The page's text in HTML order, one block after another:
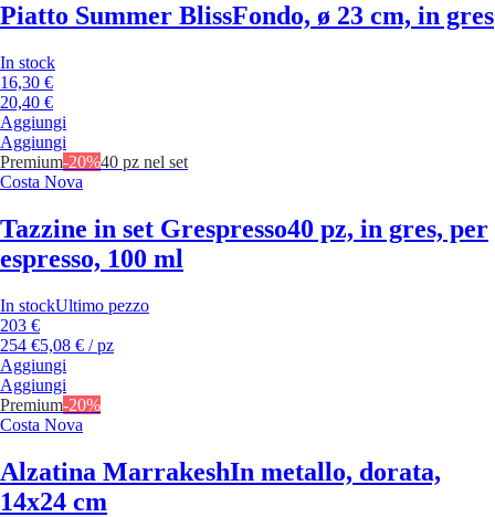
Piatto Summer BlissFondo, ø 23 cm, in gres
In stock
16,30 €
20,40 €
Aggiungi
Aggiungi
Premium-20%40 pz nel set
Costa Nova
Tazzine in set Grespresso40 pz, in gres, per
espresso, 100 ml
In stockUltimo pezzo
203 €
254 €5,08 € / pz
Aggiungi
Aggiungi
Premium-20%
Costa Nova
Alzatina MarrakeshIn metallo, dorata,
14x24 cm